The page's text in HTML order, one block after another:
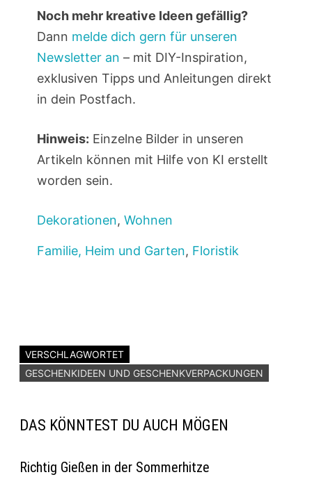
Noch mehr kreative Ideen gefällig?
Dann melde dich gern für unseren
Newsletter an – mit DIY-Inspiration,
exklusiven Tipps und Anleitungen direkt
in dein Postfach.
Hinweis: Einzelne Bilder in unseren
Artikeln können mit Hilfe von KI erstellt
worden sein.
Dekorationen, Wohnen
Familie, Heim und Garten, Floristik
VERSCHLAGWORTET
GESCHENKIDEEN UND GESCHENKVERPACKUNGEN
DAS KÖNNTEST DU AUCH MÖGEN
Richtig Gießen in der Sommerhitze